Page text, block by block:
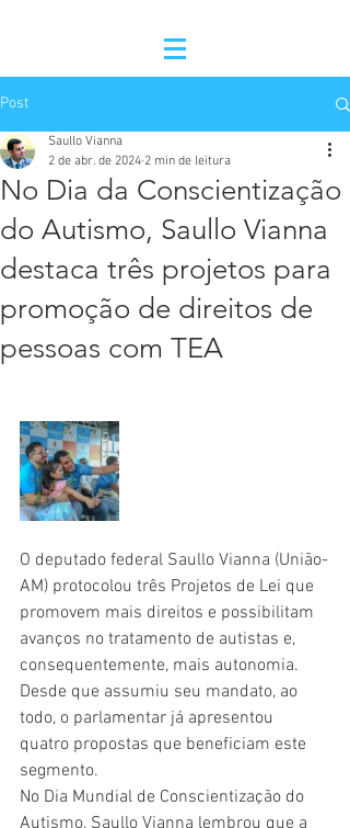
Post
No Dia da Conscientização
do Autismo, Saullo Vianna
destaca três projetos para
promoção de direitos de
pessoas com TEA
Saullo Vianna
2 de abr. de 2024 2 min de leitura
O deputado federal Saullo Vianna (União-
AM) protocolou três Projetos de Lei que
promovem mais direitos e possibilitam
avanços no tratamento de autistas e,
consequentemente, mais autonomia.
Desde que assumiu seu mandato, ao
todo, o parlamentar já apresentou
quatro propostas que beneficiam este
segmento.
No Dia Mundial de Conscientização do
Autismo, Saullo Vianna lembrou que a